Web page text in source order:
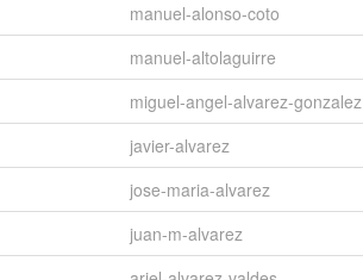
manuel-alonso-coto
manuel-altolaguirre
miguel-angel-alvarez-gonzalez
javier-alvarez
jose-maria-alvarez
juan-m-alvarez